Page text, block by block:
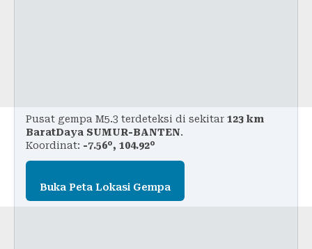
Pusat gempa M5.3 terdeteksi di sekitar 123 km
BaratDaya SUMUR-BANTEN.
Koordinat: -7.56°, 104.92°
Buka Peta Lokasi Gempa